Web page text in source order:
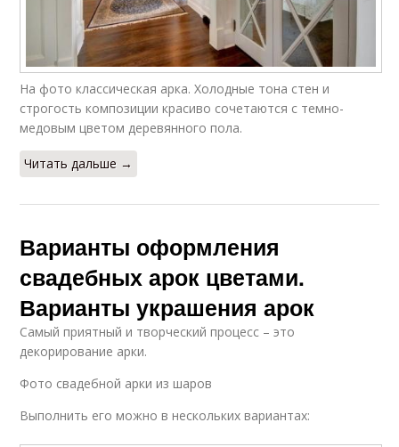
На фото классическая арка. Холодные тона стен и
строгость композиции красиво сочетаются с темно-
медовым цветом деревянного пола.
Читать дальше →
Варианты оформления
свадебных арок цветами.
Варианты украшения арок
Самый приятный и творческий процесс – это
декорирование арки.
Фото свадебной арки из шаров
Выполнить его можно в нескольких вариантах: